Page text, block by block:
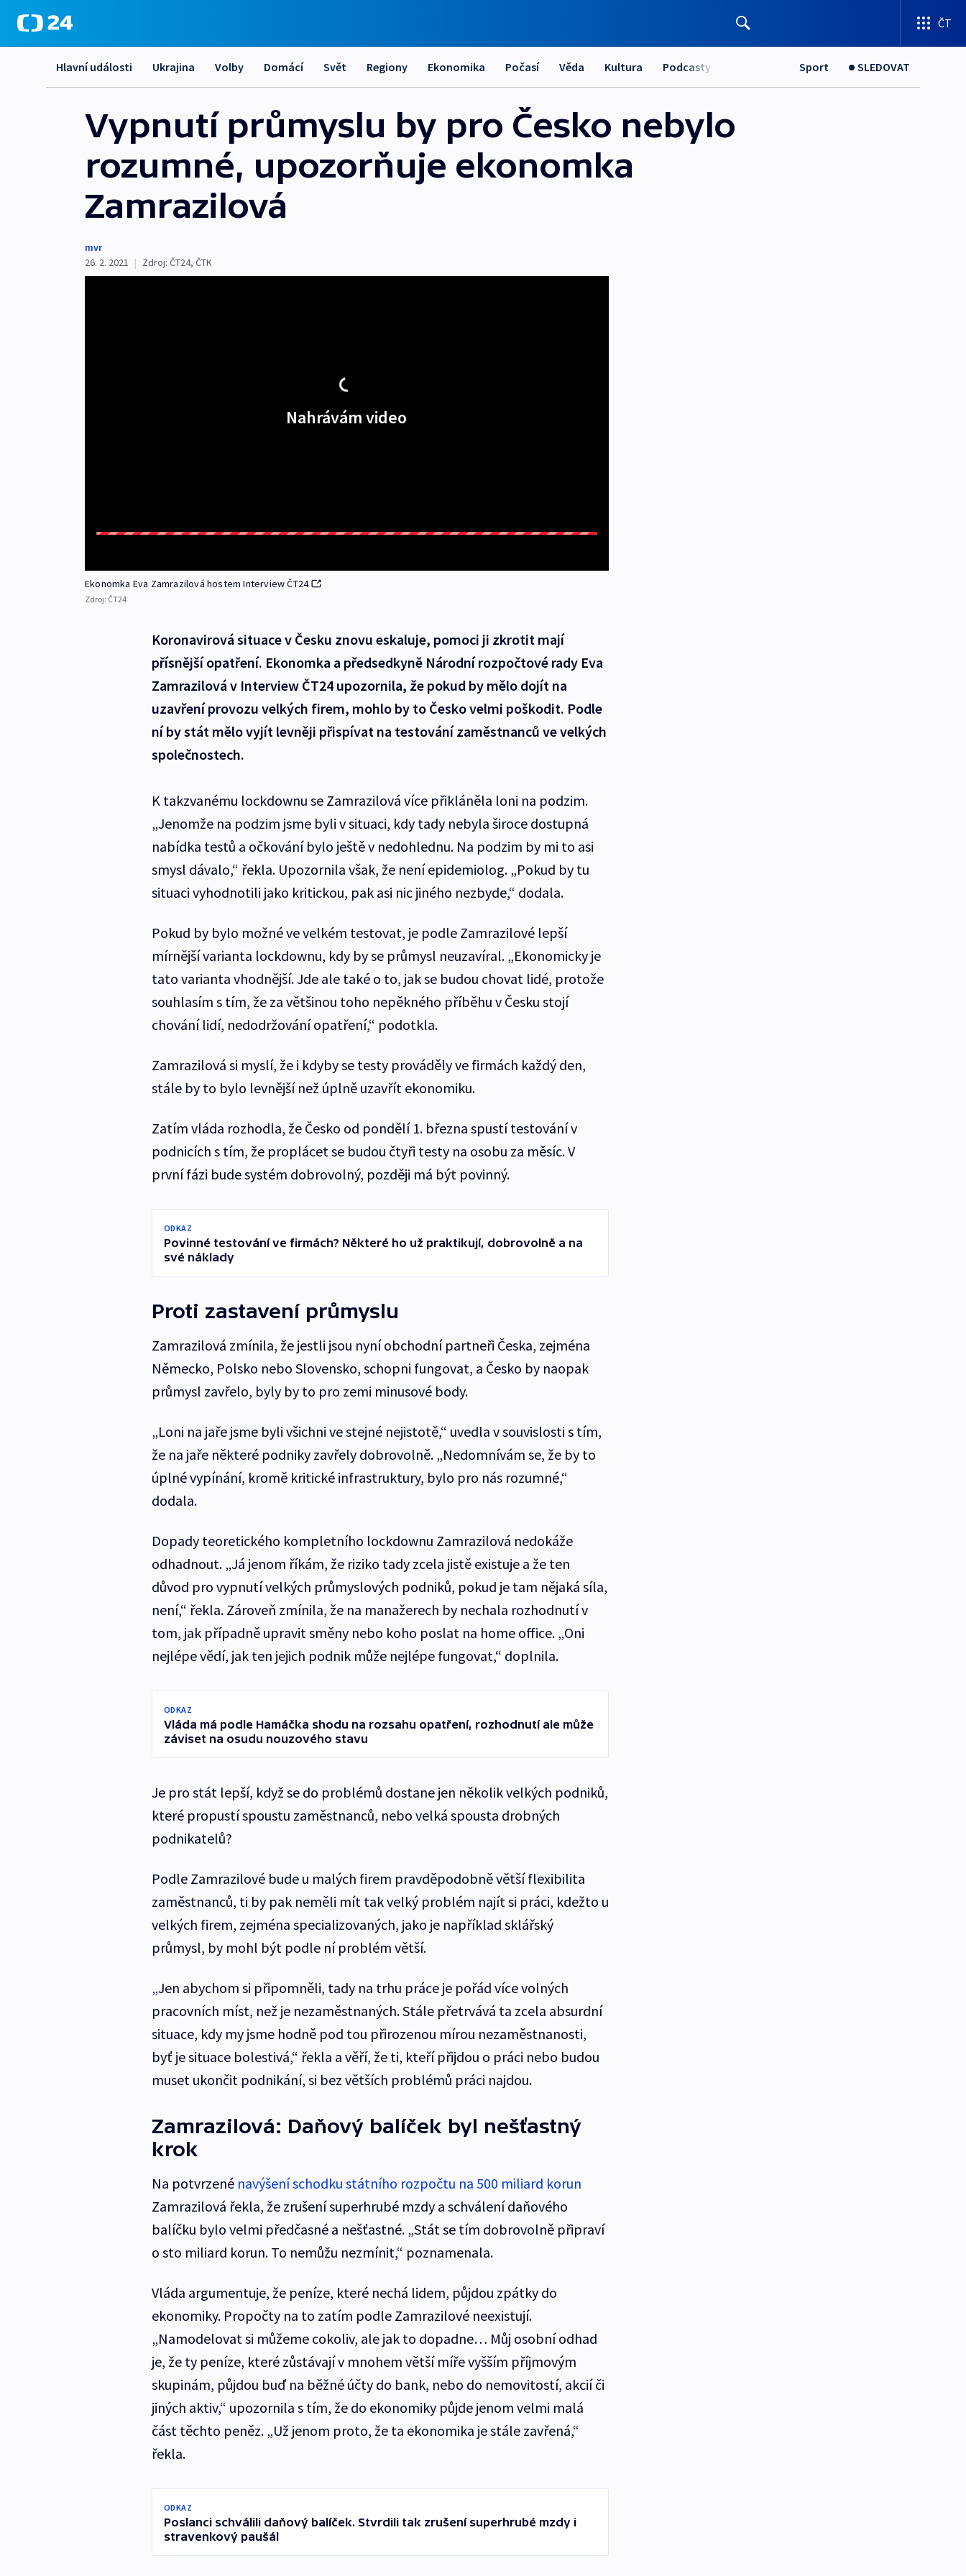
ČT
Hlavní události Ukrajina Volby Domácí Svět Regiony Ekonomika Počasí Věda Kultura Podcasty Sport SLEDOVAT
Vypnutí průmyslu by pro Česko nebylo
rozumné, upozorňuje ekonomka
Zamrazilová
mvr
26. 2. 2021 | Zdroj: ČT24, ČTK
Nahrávám video
Ekonomka Eva Zamrazilová hostem Interview ČT24
Zdroj: ČT24
Koronavirová situace v Česku znovu eskaluje, pomoci ji zkrotit mají
přísnější opatření. Ekonomka a předsedkyně Národní rozpočtové rady Eva
Zamrazilová v Interview ČT24 upozornila, že pokud by mělo dojít na
uzavření provozu velkých firem, mohlo by to Česko velmi poškodit. Podle
ní by stát mělo vyjít levněji přispívat na testování zaměstnanců ve velkých
společnostech.
K takzvanému lockdownu se Zamrazilová více přikláněla loni na podzim.
„Jenomže na podzim jsme byli v situaci, kdy tady nebyla široce dostupná
nabídka testů a očkování bylo ještě v nedohlednu. Na podzim by mi to asi
smysl dávalo,“ řekla. Upozornila však, že není epidemiolog. „Pokud by tu
situaci vyhodnotili jako kritickou, pak asi nic jiného nezbyde,“ dodala.
Pokud by bylo možné ve velkém testovat, je podle Zamrazilové lepší
mírnější varianta lockdownu, kdy by se průmysl neuzavíral. „Ekonomicky je
tato varianta vhodnější. Jde ale také o to, jak se budou chovat lidé, protože
souhlasím s tím, že za většinou toho nepěkného příběhu v Česku stojí
chování lidí, nedodržování opatření,“ podotkla.
Zamrazilová si myslí, že i kdyby se testy prováděly ve firmách každý den,
stále by to bylo levnější než úplně uzavřít ekonomiku.
Zatím vláda rozhodla, že Česko od pondělí 1. března spustí testování v
podnicích s tím, že proplácet se budou čtyři testy na osobu za měsíc. V
první fázi bude systém dobrovolný, později má být povinný.
ODKAZ
Povinné testování ve firmách? Některé ho už praktikují, dobrovolně a na
své náklady
Proti zastavení průmyslu
Zamrazilová zmínila, že jestli jsou nyní obchodní partneři Česka, zejména
Německo, Polsko nebo Slovensko, schopni fungovat, a Česko by naopak
průmysl zavřelo, byly by to pro zemi minusové body.
„Loni na jaře jsme byli všichni ve stejné nejistotě,“ uvedla v souvislosti s tím,
že na jaře některé podniky zavřely dobrovolně. „Nedomnívám se, že by to
úplné vypínání, kromě kritické infrastruktury, bylo pro nás rozumné,“
dodala.
Dopady teoretického kompletního lockdownu Zamrazilová nedokáže
odhadnout. „Já jenom říkám, že riziko tady zcela jistě existuje a že ten
důvod pro vypnutí velkých průmyslových podniků, pokud je tam nějaká síla,
není,“ řekla. Zároveň zmínila, že na manažerech by nechala rozhodnutí v
tom, jak případně upravit směny nebo koho poslat na home office. „Oni
nejlépe vědí, jak ten jejich podnik může nejlépe fungovat,“ doplnila.
ODKAZ
Vláda má podle Hamáčka shodu na rozsahu opatření, rozhodnutí ale může
záviset na osudu nouzového stavu
Je pro stát lepší, když se do problémů dostane jen několik velkých podniků,
které propustí spoustu zaměstnanců, nebo velká spousta drobných
podnikatelů?
Podle Zamrazilové bude u malých firem pravděpodobně větší flexibilita
zaměstnanců, ti by pak neměli mít tak velký problém najít si práci, kdežto u
velkých firem, zejména specializovaných, jako je například sklářský
průmysl, by mohl být podle ní problém větší.
„Jen abychom si připomněli, tady na trhu práce je pořád více volných
pracovních míst, než je nezaměstnaných. Stále přetrvává ta zcela absurdní
situace, kdy my jsme hodně pod tou přirozenou mírou nezaměstnanosti,
byť je situace bolestivá,“ řekla a věří, že ti, kteří přijdou o práci nebo budou
muset ukončit podnikání, si bez větších problémů práci najdou.
Zamrazilová: Daňový balíček byl nešťastný
krok
Na potvrzené navýšení schodku státního rozpočtu na 500 miliard korun
Zamrazilová řekla, že zrušení superhrubé mzdy a schválení daňového
balíčku bylo velmi předčasné a nešťastné. „Stát se tím dobrovolně připraví
o sto miliard korun. To nemůžu nezmínit,“ poznamenala.
Vláda argumentuje, že peníze, které nechá lidem, půjdou zpátky do
ekonomiky. Propočty na to zatím podle Zamrazilové neexistují.
„Namodelovat si můžeme cokoliv, ale jak to dopadne… Můj osobní odhad
je, že ty peníze, které zůstávají v mnohem větší míře vyšším příjmovým
skupinám, půjdou buď na běžné účty do bank, nebo do nemovitostí, akcií či
jiných aktiv,“ upozornila s tím, že do ekonomiky půjde jenom velmi malá
část těchto peněz. „Už jenom proto, že ta ekonomika je stále zavřená,“
řekla.
ODKAZ
Poslanci schválili daňový balíček. Stvrdili tak zrušení superhrubé mzdy i
stravenkový paušál